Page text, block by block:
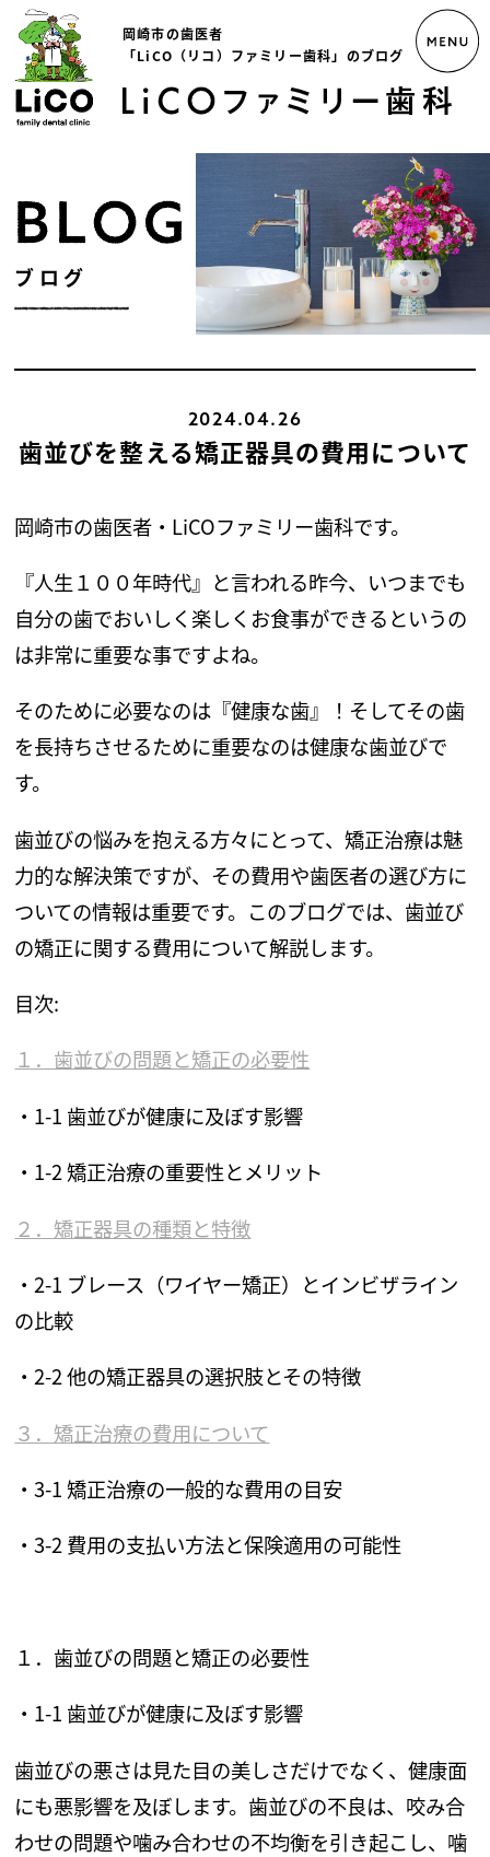
岡崎市の歯医者
「LiCO（リコ）ファミリー歯科」のブログ
ブログ
2024.04.26
歯並びを整える矯正器具の費用について
岡崎市の歯医者・ LiCOファミリー歯科です。
『人生１００年時代』と言われる昨今、いつまでも
自分の歯でおいしく楽しくお食事ができるというの
は非常に重要な事ですよね。
そのために必要なのは『健康な歯』！そしてその歯
を長持ちさせるために重要なのは健康な歯並びで
す。
歯並びの悩みを抱える方々にとって、矯正治療は魅
力的な解決策ですが、その費用や歯医者の選び方に
ついての情報は重要です。このブログでは、歯並び
の矯正に関する費用について解説します。
目次:
１．歯並びの問題と矯正の必要性
・1-1 歯並びが健康に及ぼす影響
・1-2 矯正治療の重要性とメリット
２．矯正器具の種類と特徴
・2-1 ブレース（ワイヤー矯正） とインビザライン
の比較
・2-2 他の矯正器具の選択肢とその特徴
３．矯正治療の費用について
・3-1 矯正治療の一般的な費用の目安
・3-2 費用の支払い方法と保険適用の可能性
１．歯並びの問題と矯正の必要性
・ 1-1 歯並びが健康に及ぼす影響
歯並びの悪さは見た目の美しさだけでなく、健康面
にも悪影響を及ぼします。歯並びの不良は、咬み合
わせの問題や噛み合わせの不均衡を引き起こし、噛